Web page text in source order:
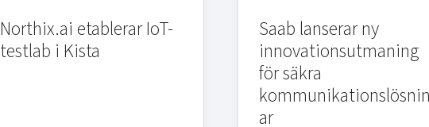
Northix.ai etablerar IoT-
testlab i Kista
Saab lanserar ny
innovationsutmaning
för säkra
ar